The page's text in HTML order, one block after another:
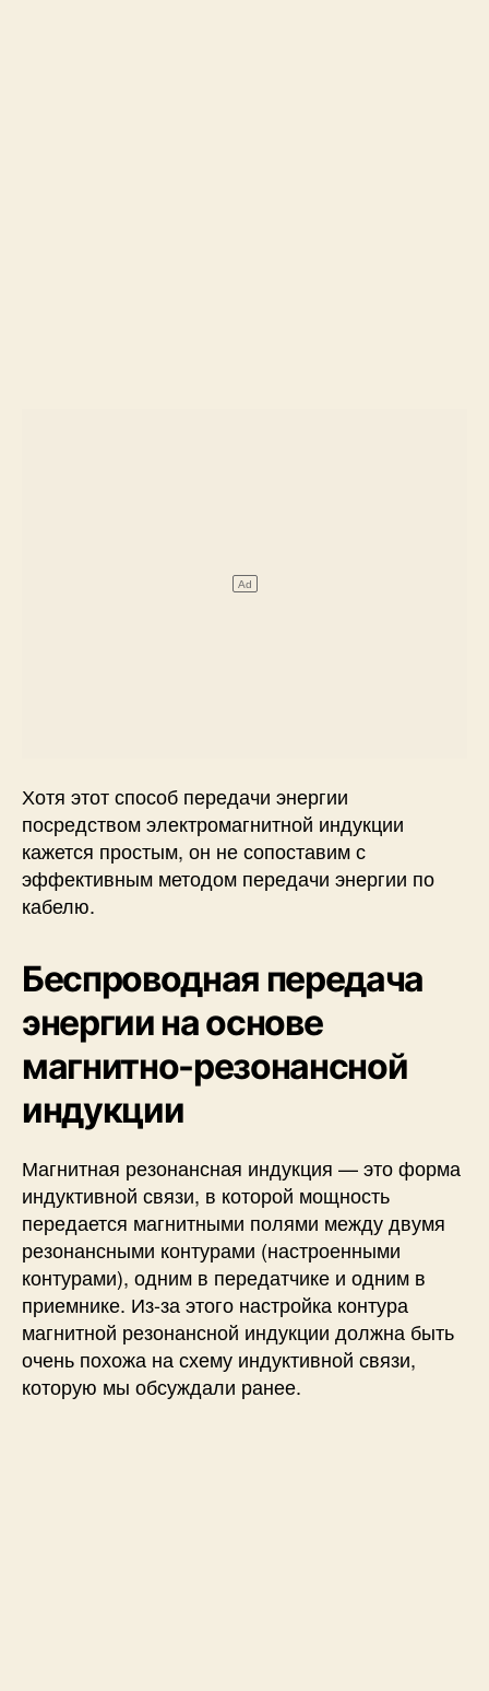
Хотя этот способ передачи энергии
посредством электромагнитной индукции
кажется простым, он не сопоставим с
эффективным методом передачи энергии по
кабелю.
Беспроводная передача
энергии на основе
магнитно-резонансной
индукции
Магнитная резонансная индукция — это форма
индуктивной связи, в которой мощность
передается магнитными полями между двумя
резонансными контурами (настроенными
контурами), одним в передатчике и одним в
приемнике. Из-за этого настройка контура
магнитной резонансной индукции должна быть
очень похожа на схему индуктивной связи,
которую мы обсуждали ранее.